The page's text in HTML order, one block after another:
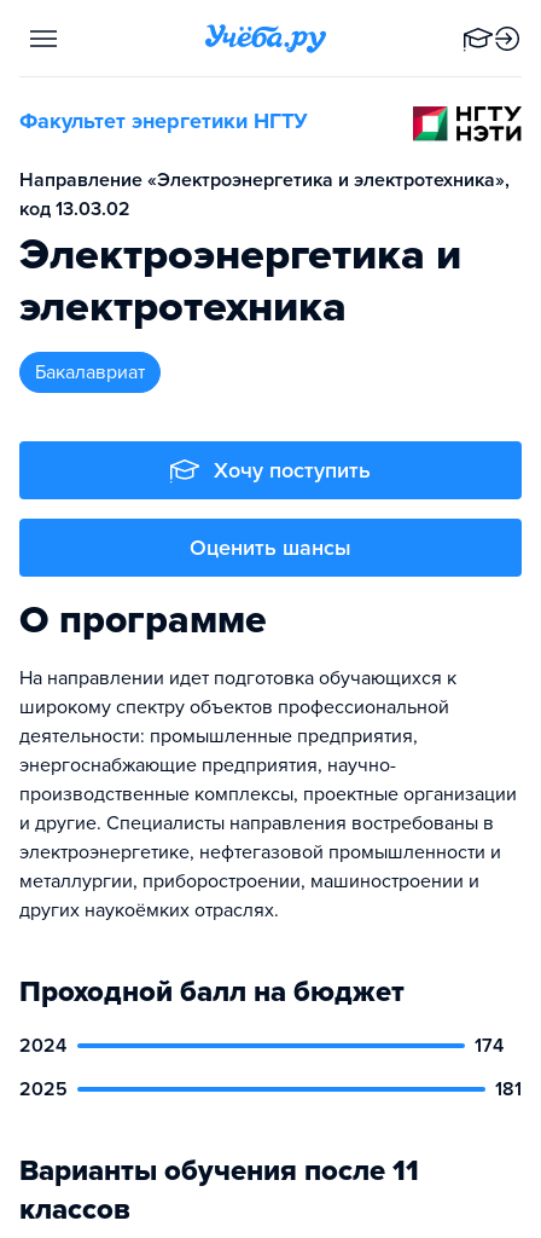
Факультет энергетики НГТУ
Направление «Электроэнергетика и электротехника»,
код 13.03.02
Электроэнергетика и
электротехника
бакалавриат
Хочу поступить
Оценить шансы
О программе
На направлении идет подготовка обучающихся к
широкому спектру объектов профессиональной
деятельности: промышленные предприятия,
энергоснабжающие предприятия, научно-
производственные комплексы, проектные организации
и другие. Специалисты направления востребованы в
электроэнергетике, нефтегазовой промышленности и
металлургии, приборостроении, машиностроении и
других наукоёмких отраслях.
Проходной балл на бюджет
2024
174
2025
181
Варианты обучения после 11
классов